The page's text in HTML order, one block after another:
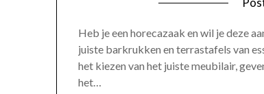
Heb je een horecazaak en wil je deze
juiste barkrukken en terrastafels van
het kiezen van het juiste meubilair,
het…